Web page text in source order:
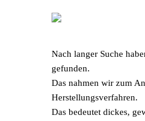
Nach langer Suche
gefunden.
Das nahmen wir zum
Herstellungsverfahren.
Das bedeutet dickes,